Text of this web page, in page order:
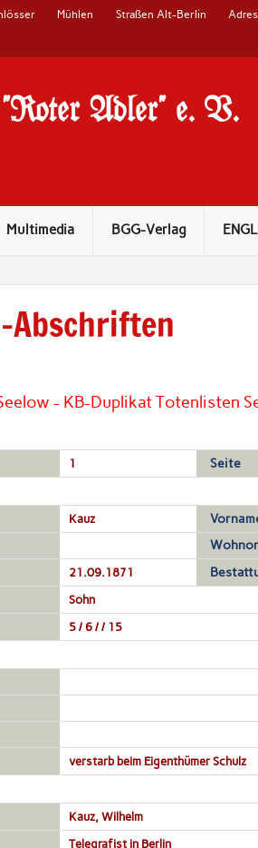
Mühlen Straßen Alt-Berlin
"Roter Adler" e. V.
Multimedia BGG-Verlag
Abschriften
- KB-Duplikat Totenlisten
1 Seite
Kauz
21.09.1871
Sohn
5 / 6 / / 15
verstarb beim Eigenthümer Schulz
Kauz, Wilhelm
Telegrafist in Berlin